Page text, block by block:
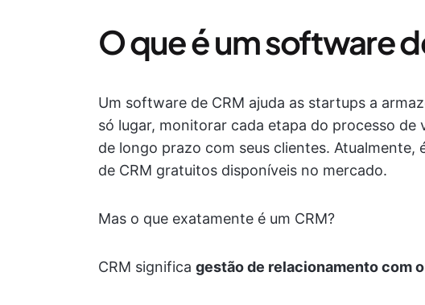
O que é um software
Um software de CRM ajuda as startups a
só lugar, monitorar cada etapa do processo
de longo prazo com seus clientes.
de CRM gratuitos disponíveis no mercado.
Mas o que exatamente é um CRM?
CRM significa gestão de relacionamento com